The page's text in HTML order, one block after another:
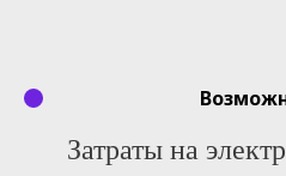
Затраты на